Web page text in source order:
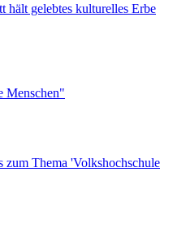
hält gelebtes kulturelles Erbe
Menschen"
zum Thema 'Volkshochschule